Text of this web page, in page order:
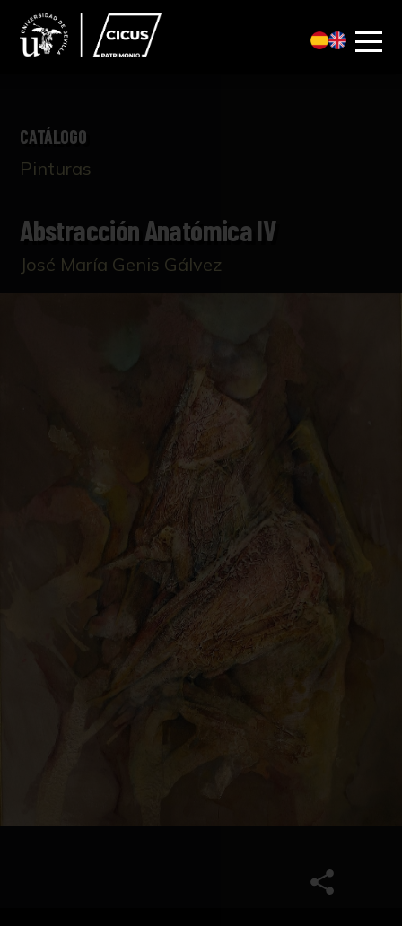
CATÁLOGO
Pinturas
Abstracción Anatómica IV
José María Genis Gálvez